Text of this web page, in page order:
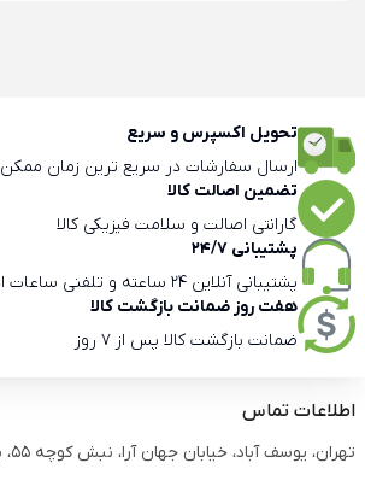
تحویل اکسپرس و سریع
ارسال سفارشات در سریع ترین زمان ممکن
تضمین اصالت کالا
گارانتی اصالت و سلامت فیزیکی کالا
پشتیبانی 24/7
پشتیبانی آنلاین 24 ساعته و تلفنی ساعات اداری
هفت روز ضمانت بازگشت کالا
ضمانت بازگشت کالا پس از 7 روز
اطلاعات تماس
تهران، یوسف آباد، خیابان جهان آرا، نبش کوچه 55، پلاک 162